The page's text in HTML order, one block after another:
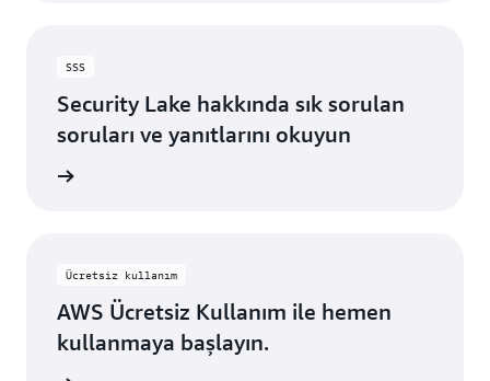
SSS
Security Lake hakkında sık sorulan
soruları ve yanıtlarını okuyun
Ücretsiz kullanım
AWS Ücretsiz Kullanım ile hemen
kullanmaya başlayın.